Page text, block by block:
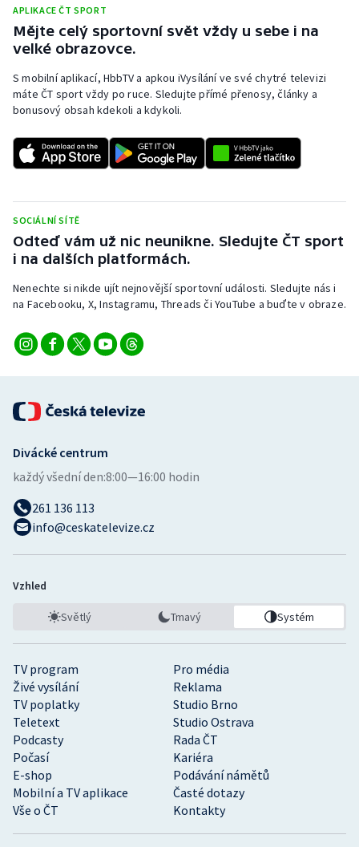
APLIKACE ČT SPORT
Mějte celý sportovní svět vždy u sebe i na
velké obrazovce.
S mobilní aplikací, HbbTV a apkou iVysílání ve své chytré televizi
máte ČT sport vždy po ruce. Sledujte přímé přenosy, články a
bonusový obsah kdekoli a kdykoli.
SOCIÁLNÍ SÍTĚ
Odteď vám už nic neunikne. Sledujte ČT sport
i na dalších platformách.
Nenechte si nikde ujít nejnovější sportovní události. Sledujte nás i
na Facebooku, X, Instagramu, Threads či YouTube a buďte v obraze.
TV program
Pro média
Živé vysílání
Reklama
TV poplatky
Studio Brno
Teletext
Studio Ostrava
Podcasty
Rada ČT
Počasí
Kariéra
E-shop
Podávání námětů
Mobilní a TV aplikace
Časté dotazy
Vše o ČT
Kontakty
Divácké centrum
každý všední den:8:00—16:00 hodin
261 136 113
info@ceskatelevize.cz
Vzhled
Světlý Tmavý Systém